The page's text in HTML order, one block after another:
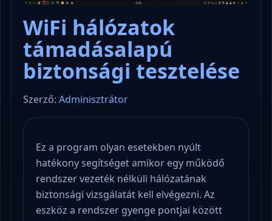
WiFi hálózatok
támadásalapú
biztonsági tesztelése
Szerző: Adminisztrátor
Ez a program olyan esetekben nyúlt
hatékony segítséget amikor egy működő
rendszer vezeték nélküli hálózatának
biztonsági vizsgálatát kell elvégezni. Az
eszköz a rendszer gyenge pontjai között